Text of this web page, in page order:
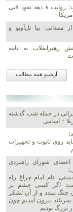
از ترومن تا ترامپ؛ روایت ۸ دهه نفوذ لابی
ممدانی: بیا تل‌آویو و
رهبرانقلاب به نامه
آرشیو همه مطالب
ایرانی در حمله شب گذشته
+ اسامی
روی تابوت و تجهیزات
اعضای شورای راهبردی
نام امام چراغ راه
اگر کسی چشم بر
جنگ ببندد و از آن تشکر
سربلند بیرون آمدیم چون
بزرگ بودیم